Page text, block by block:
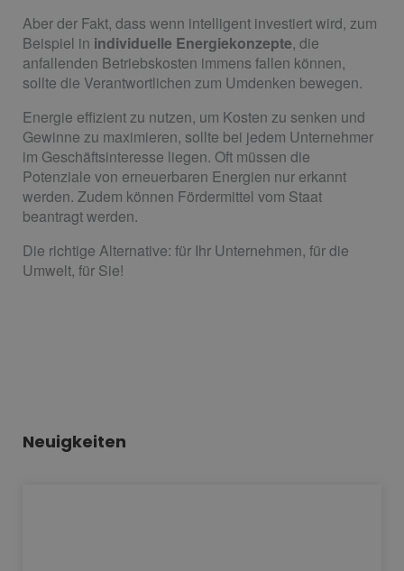
Aber der Fakt, dass wenn intelligent investiert wird, zum
Beispiel in individuelle Energiekonzepte, die
anfallenden Betriebskosten immens fallen können,
sollte die Verantwortlichen zum Umdenken bewegen.
Energie effizient zu nutzen, um Kosten zu senken und
Gewinne zu maximieren, sollte bei jedem Unternehmer
im Geschäftsinteresse liegen. Oft müssen die
Potenziale von erneuerbaren Energien nur erkannt
werden. Zudem können Fördermittel vom Staat
beantragt werden.
Die richtige Alternative: für Ihr Unternehmen, für die
Umwelt, für Sie!
Neuigkeiten